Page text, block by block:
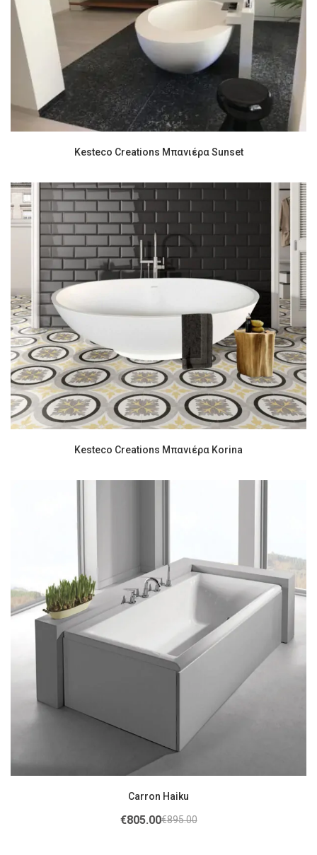
Kesteco Creations Μπανιέρα Sunset
Kesteco Creations Μπανιέρα Korina
Carron Haiku
€895.00
€805.00